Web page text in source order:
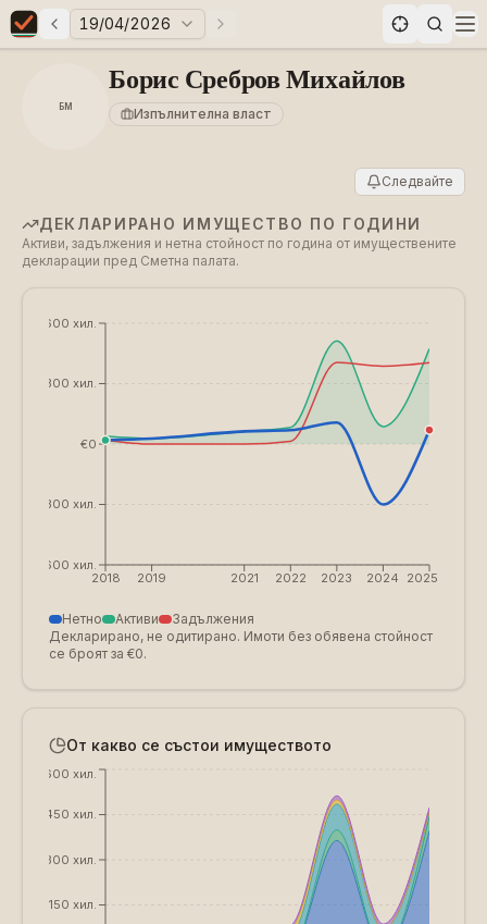
Elections in Bulgaria data statistics
Предни избори
19/04/2026 Следващи избори
БМ
Борис Сребров Михайлов
Изпълнителна власт
Следвайте
ДЕКЛАРИРАНО ИМУЩЕСТВО ПО ГОДИНИ
Активи, задължения и нетна стойност по година от имуществените
декларации пред Сметна палата.
2018 2019 2021 2022 2023 2024 2025
€-600 хил.
€-300 хил.
€0
€300 хил.
€600 хил.
Нетно Активи
Задължения
Декларирано, не одитирано. Имоти без обявена стойност
се броят за €0.
От какво се състои имуществото
€150 хил.
€300 хил.
€450 хил.
€600 хил.